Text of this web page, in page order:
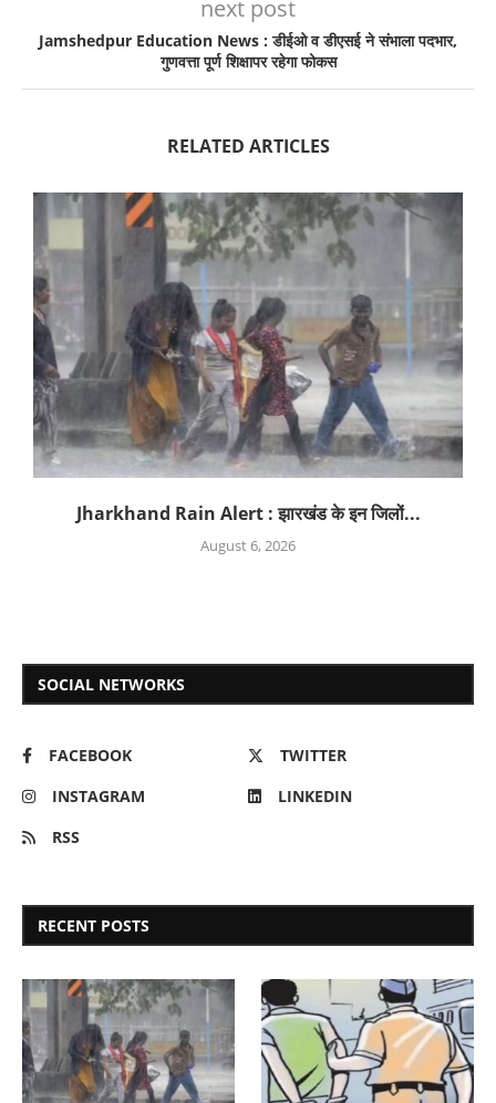
next post
Jamshedpur Education News : डीईओ व डीएसई ने संभाला पदभार,
गुणवत्ता पूर्ण शिक्षापर रहेगा फोकस
RELATED ARTICLES
Jharkhand Rain Alert : झारखंड के इन जिलों...
August 6, 2026
SOCIAL NETWORKS
FACEBOOK
TWITTER
INSTAGRAM
LINKEDIN
RSS
RECENT POSTS